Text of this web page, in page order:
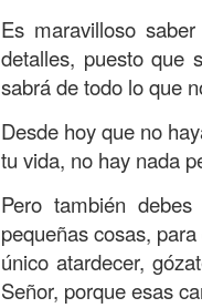
Es maravilloso
detalles, puesto que
sabrá de todo lo que
Desde hoy que no
tu vida, no hay nada
Pero también
pequeñas cosas,
único atardecer,
Señor, porque esas
Dios nos pide que
debemos dejar una
las personas que
Amar es mucho más
permanecer, de estar
Cuando amamos de
seres amados, pero
vida, porque en el
para siempre.